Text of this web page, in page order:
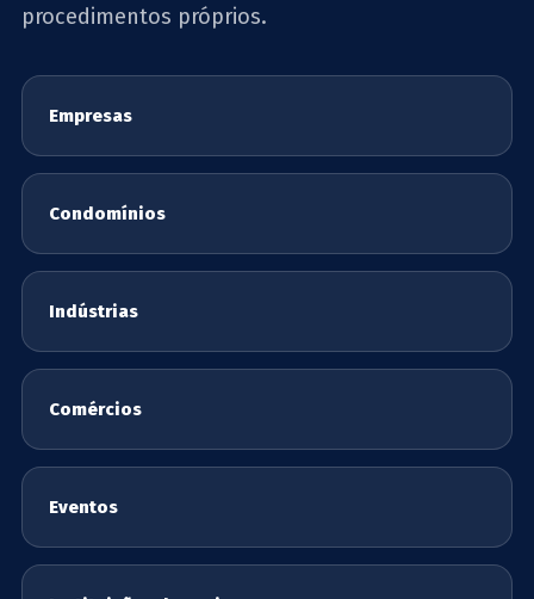
procedimentos próprios.
Empresas
Condomínios
Indústrias
Comércios
Eventos